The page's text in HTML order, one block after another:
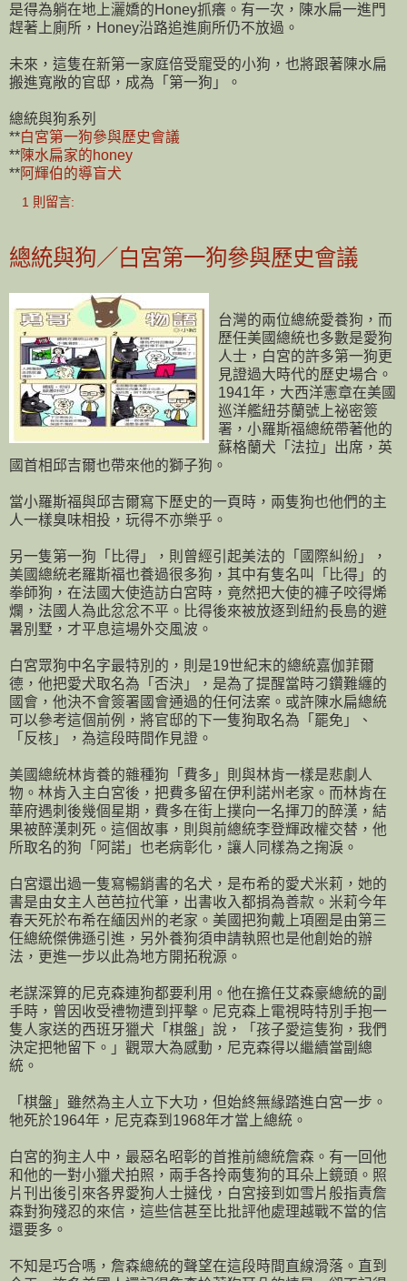
是得為躺在地上灑嬌的Honey抓癢。有一次，陳水扁一進門
趕著上廁所，Honey沿路追進廁所仍不放過。
未來，這隻在新第一家庭倍受寵受的小狗，也將跟著陳水扁
搬進寬敞的官邸，成為「第一狗」。
總統與狗系列
**白宮第一狗參與歷史會議
**陳水扁家的honey
**阿輝伯的導盲犬
1 則留言:
總統與狗／白宮第一狗參與歷史會議
台灣的兩位總統愛養狗，而
歷任美國總統也多數是愛狗
人士，白宮的許多第一狗更
見證過大時代的歷史場合。
1941年，大西洋憲章在美國
巡洋艦紐芬蘭號上祕密簽
署，小羅斯福總統帶著他的
蘇格蘭犬「法拉」出席，英
國首相邱吉爾也帶來他的獅子狗。
當小羅斯福與邱吉爾寫下歷史的一頁時，兩隻狗也他們的主
人一樣臭味相投，玩得不亦樂乎。
另一隻第一狗「比得」，則曾經引起美法的「國際糾紛」，
美國總統老羅斯福也養過很多狗，其中有隻名叫「比得」的
拳師狗，在法國大使造訪白宮時，竟然把大使的褲子咬得烯
爛，法國人為此忿忿不平。比得後來被放逐到紐約長島的避
暑別墅，才平息這場外交風波。
白宮眾狗中名字最特別的，則是19世紀末的總統嘉伽菲爾
德，他把愛犬取名為「否決」，是為了提醒當時刁鑽難纏的
國會，他決不會簽署國會通過的任何法案。或許陳水扁總統
可以參考這個前例，將官邸的下一隻狗取名為「罷免」、
「反核」，為這段時間作見證。
美國總統林肯養的雜種狗「費多」則與林肯一樣是悲劇人
物。林肯入主白宮後，把費多留在伊利諾州老家。而林肯在
華府遇刺後幾個星期，費多在街上撲向一名揮刀的醉漢，結
果被醉漢刺死。這個故事，則與前總統李登輝政權交替，他
所取名的狗「阿諾」也老病彰化，讓人同樣為之掬淚。
白宮還出過一隻寫暢銷書的名犬，是布希的愛犬米莉，她的
書是由女主人芭芭拉代筆，出書收入都捐為善款。米莉今年
春天死於布希在緬因州的老家。美國把狗戴上項圈是由第三
任總統傑佛遜引進，另外養狗須申請執照也是他創始的辦
法，更進一步以此為地方開拓稅源。
老謀深算的尼克森連狗都要利用。他在擔任艾森豪總統的副
手時，曾因收受禮物遭到抨擊。尼克森上電視時特別手抱一
隻人家送的西班牙獵犬「棋盤」說，「孩子愛這隻狗，我們
決定把牠留下。」觀眾大為感動，尼克森得以繼續當副總
統。
「棋盤」雖然為主人立下大功，但始終無緣踏進白宮一步。
牠死於1964年，尼克森到1968年才當上總統。
白宮的狗主人中，最惡名昭彰的首推前總統詹森。有一回他
和他的一對小獵犬拍照，兩手各拎兩隻狗的耳朵上鏡頭。照
片刊出後引來各界愛狗人士撻伐，白宮接到如雪片般指責詹
森對狗殘忍的來信，這些信甚至比批評他處理越戰不當的信
還要多。
不知是巧合嗎，詹森總統的聲望在這段時間直線滑落。直到